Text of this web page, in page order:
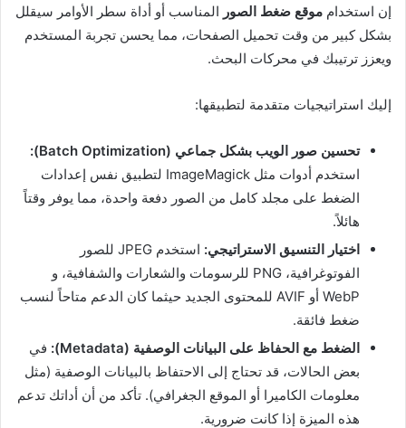
إن استخدام موقع ضغط الصور المناسب أو أداة سطر الأوامر سيقلل
بشكل كبير من وقت تحميل الصفحات، مما يحسن تجربة المستخدم
ويعزز ترتيبك في محركات البحث.
إليك استراتيجيات متقدمة لتطبيقها:
تحسين صور الويب بشكل جماعي (Batch Optimization):
استخدم أدوات مثل ImageMagick لتطبيق نفس إعدادات
الضغط على مجلد كامل من الصور دفعة واحدة، مما يوفر وقتاً
هائلاً.
اختيار التنسيق الاستراتيجي:
استخدم JPEG للصور
الفوتوغرافية، PNG للرسومات والشعارات والشفافية، و
WebP أو AVIF للمحتوى الجديد حيثما كان الدعم متاحاً لنسب
ضغط فائقة.
الضغط مع الحفاظ على البيانات الوصفية (Metadata):
في
بعض الحالات، قد تحتاج إلى الاحتفاظ بالبيانات الوصفية (مثل
معلومات الكاميرا أو الموقع الجغرافي). تأكد من أن أداتك تدعم
هذه الميزة إذا كانت ضرورية.